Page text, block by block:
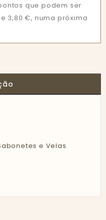
que podem ser
3,80 €, numa próxima
e Velas